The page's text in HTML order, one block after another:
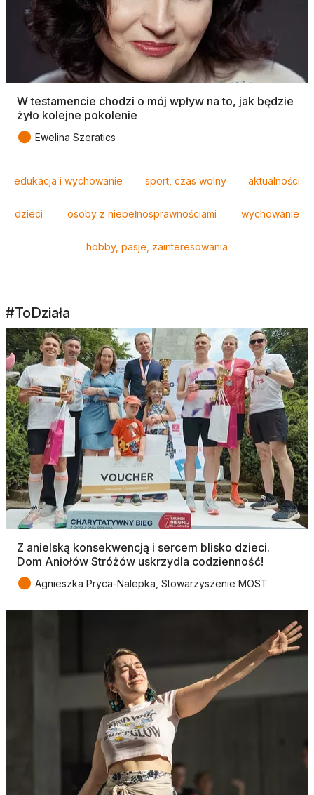
W testamencie chodzi o mój wpływ na to, jak będzie
żyło kolejne pokolenie
● Ewelina Szeratics
edukacja i wychowanie sport, czas wolny aktualności
dzieci osoby z niepełnosprawnościami wychowanie
hobby, pasje, zainteresowania
#ToDziała
Z anielską konsekwencją i sercem blisko dzieci.
Dom Aniołów Stróżów uskrzydla codzienność!
● Agnieszka Pryca-Nalepka, Stowarzyszenie MOST